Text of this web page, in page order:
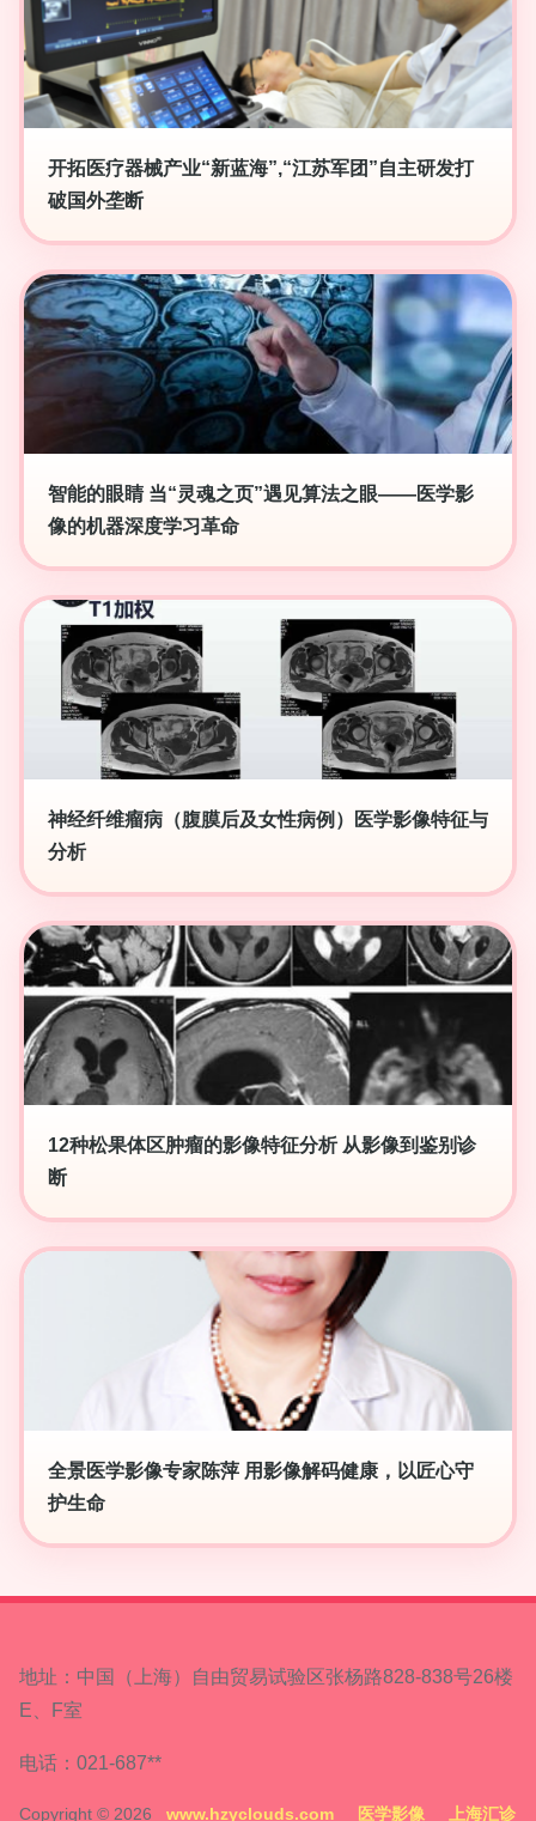
开拓医疗器械产业“新蓝海”,“江苏军团”自主研发打
破国外垄断
智能的眼睛 当“灵魂之页”遇见算法之眼——医学影
像的机器深度学习革命
神经纤维瘤病（腹膜后及女性病例）医学影像特征与
分析
12种松果体区肿瘤的影像特征分析 从影像到鉴别诊
断
全景医学影像专家陈萍 用影像解码健康，以匠心守
护生命
地址：中国（上海）自由贸易试验区张杨路828-838号26楼
E、F室
电话：021-687**
Copyright © 2026 www.hzyclouds.com 医学影像 上海汇诊